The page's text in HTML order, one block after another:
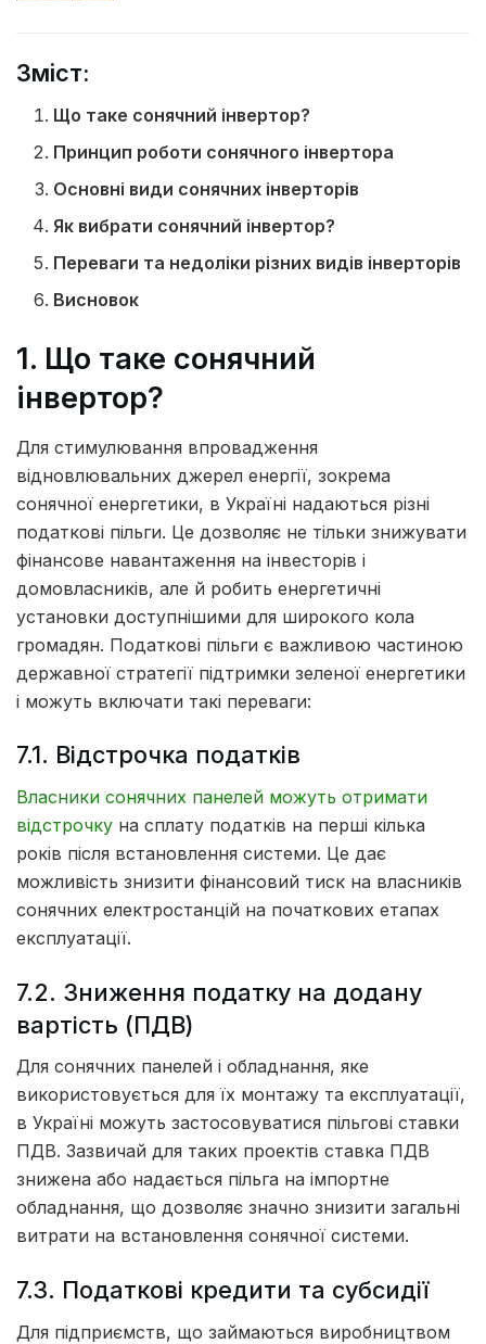
Зміст:
Що таке сонячний інвертор?
Принцип роботи сонячного інвертора
Основні види сонячних інверторів
Як вибрати сонячний інвертор?
Переваги та недоліки різних видів інверторів
Висновок
1. Що таке сонячний
інвертор?
Для стимулювання впровадження
відновлювальних джерел енергії, зокрема
сонячної енергетики, в Україні надаються різні
податкові пільги. Це дозволяє не тільки знижувати
фінансове навантаження на інвесторів і
домовласників, але й робить енергетичні
установки доступнішими для широкого кола
громадян. Податкові пільги є важливою частиною
державної стратегії підтримки зеленої енергетики
і можуть включати такі переваги:
7.1. Відстрочка податків
Власники сонячних панелей можуть отримати
відстрочку на сплату податків на перші кілька
років після встановлення системи. Це дає
можливість знизити фінансовий тиск на власників
сонячних електростанцій на початкових етапах
експлуатації.
7.2. Зниження податку на додану
вартість (ПДВ)
Для сонячних панелей і обладнання, яке
використовується для їх монтажу та експлуатації,
в Україні можуть застосовуватися пільгові ставки
ПДВ. Зазвичай для таких проектів ставка ПДВ
знижена або надається пільга на імпортне
обладнання, що дозволяє значно знизити загальні
витрати на встановлення сонячної системи.
7.3. Податкові кредити та субсидії
Для підприємств, що займаються виробництвом